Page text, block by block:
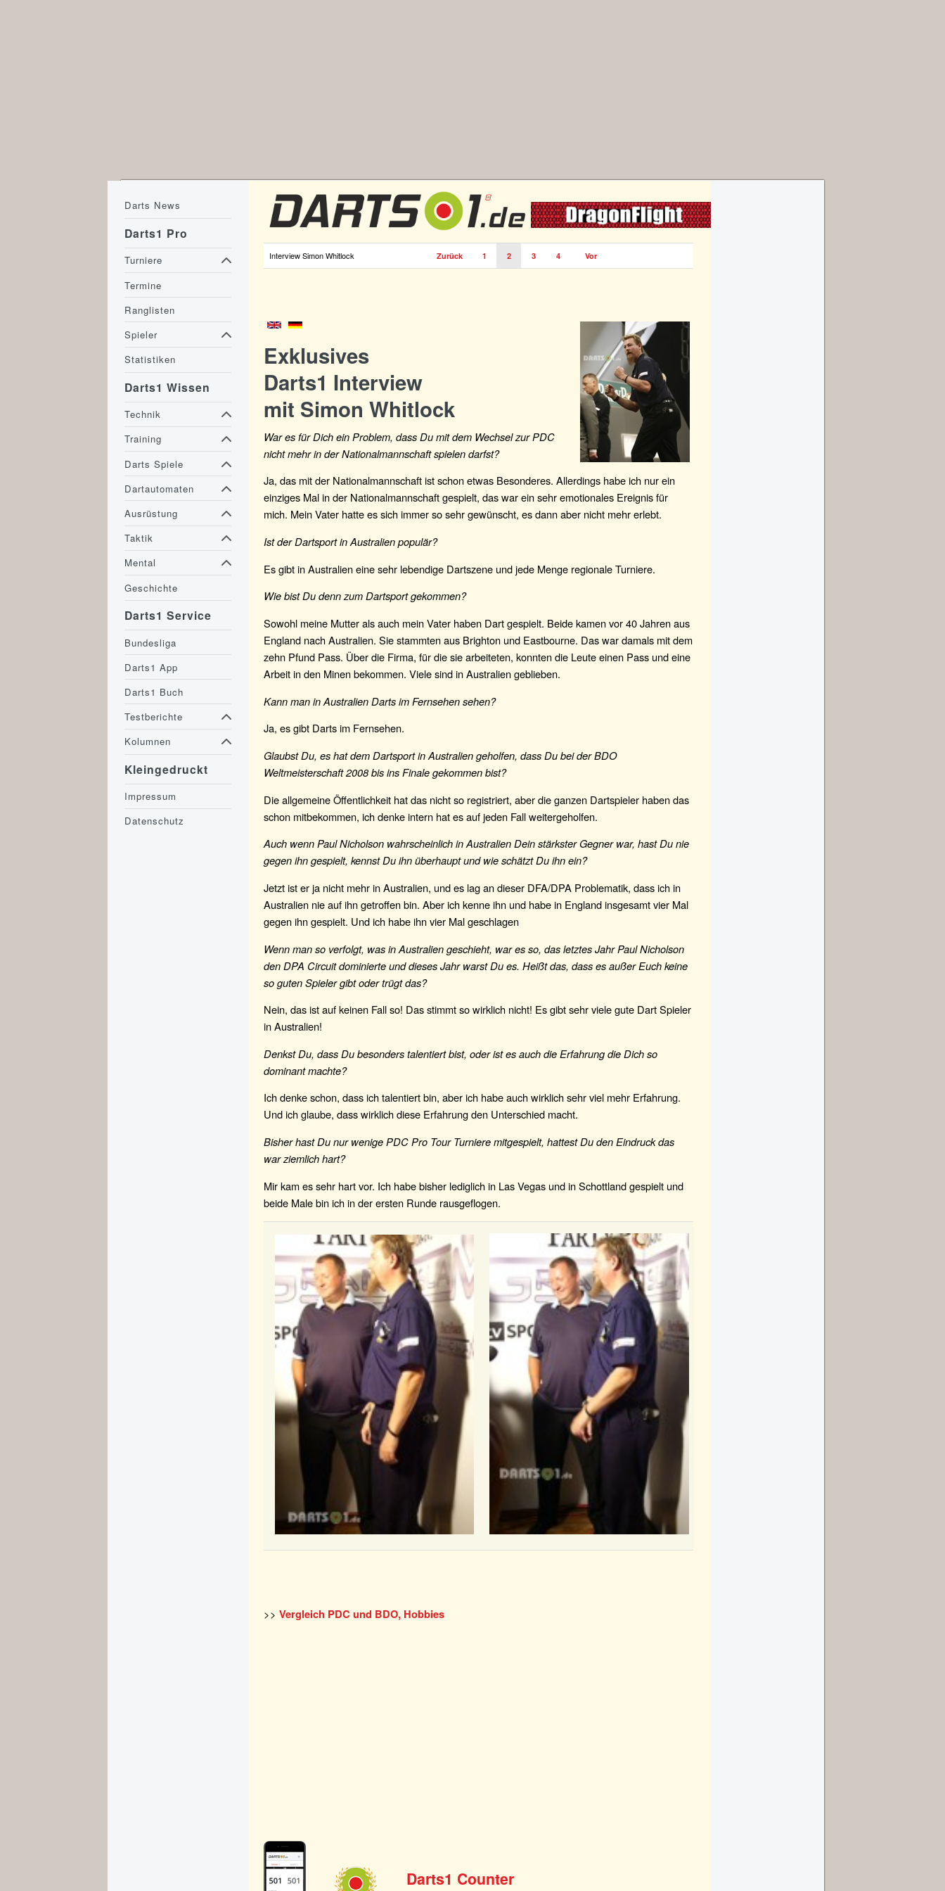
Interview Simon Whitlock Zurück 1 2 3 4 Vor
Exklusives
Darts1 Interview
mit Simon Whitlock
War es für Dich ein Problem, dass Du mit dem Wechsel zur PDC
nicht mehr in der Nationalmannschaft spielen darfst?
Ja, das mit der Nationalmannschaft ist schon etwas Besonderes. Allerdings habe ich nur ein
einziges Mal in der Nationalmannschaft gespielt, das war ein sehr emotionales Ereignis für
mich. Mein Vater hatte es sich immer so sehr gewünscht, es dann aber nicht mehr erlebt.
Ist der Dartsport in Australien populär?
Es gibt in Australien eine sehr lebendige Dartszene und jede Menge regionale Turniere.
Wie bist Du denn zum Dartsport gekommen?
Sowohl meine Mutter als auch mein Vater haben Dart gespielt. Beide kamen vor 40 Jahren aus
England nach Australien. Sie stammten aus Brighton und Eastbourne. Das war damals mit dem
zehn Pfund Pass. Über die Firma, für die sie arbeiteten, konnten die Leute einen Pass und eine
Arbeit in den Minen bekommen. Viele sind in Australien geblieben.
Kann man in Australien Darts im Fernsehen sehen?
Ja, es gibt Darts im Fernsehen.
Glaubst Du, es hat dem Dartsport in Australien geholfen, dass Du bei der BDO
Weltmeisterschaft 2008 bis ins Finale gekommen bist?
Die allgemeine Öffentlichkeit hat das nicht so registriert, aber die ganzen Dartspieler haben das
schon mitbekommen, ich denke intern hat es auf jeden Fall weitergeholfen.
Auch wenn Paul Nicholson wahrscheinlich in Australien Dein stärkster Gegner war, hast Du nie
gegen ihn gespielt, kennst Du ihn überhaupt und wie schätzt Du ihn ein?
Jetzt ist er ja nicht mehr in Australien, und es lag an dieser DFA/DPA Problematik, dass ich in
Australien nie auf ihn getroffen bin. Aber ich kenne ihn und habe in England insgesamt vier Mal
gegen ihn gespielt. Und ich habe ihn vier Mal geschlagen
Wenn man so verfolgt, was in Australien geschieht, war es so, das letztes Jahr Paul Nicholson
den DPA Circuit dominierte und dieses Jahr warst Du es. Heißt das, dass es außer Euch keine
so guten Spieler gibt oder trügt das?
Nein, das ist auf keinen Fall so! Das stimmt so wirklich nicht! Es gibt sehr viele gute Dart Spieler
in Australien!
Denkst Du, dass Du besonders talentiert bist, oder ist es auch die Erfahrung die Dich so
dominant machte?
Ich denke schon, dass ich talentiert bin, aber ich habe auch wirklich sehr viel mehr Erfahrung.
Und ich glaube, dass wirklich diese Erfahrung den Unterschied macht.
Bisher hast Du nur wenige PDC Pro Tour Turniere mitgespielt, hattest Du den Eindruck das
war ziemlich hart?
Mir kam es sehr hart vor. Ich habe bisher lediglich in Las Vegas und in Schottland gespielt und
beide Male bin ich in der ersten Runde rausgeflogen.
>> Vergleich PDC und BDO, Hobbies
Darts1 Counter
Darts News
Darts1 Pro
Turniere
Termine
Ranglisten
Spieler
Statistiken
Darts1 Wissen
Technik
Training
Darts Spiele
Dartautomaten
Ausrüstung
Taktik
Mental
Geschichte
Darts1 Service
Bundesliga
Darts1 App
Darts1 Buch
Testberichte
Kolumnen
Kleingedruckt
Impressum
Datenschutz